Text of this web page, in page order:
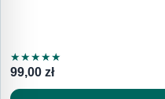
★★★★★
99,00 zł